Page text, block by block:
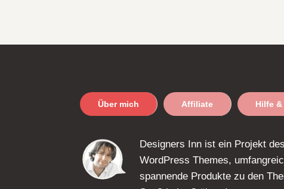
Über mich Affiliate Hilfe
Designers Inn ist ein Projekt
WordPress Themes,
spannende Produkte zu den